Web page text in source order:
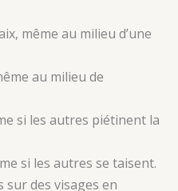
même au milieu d’une
au milieu de
si les autres piétinent la
si les autres se taisent.
sur des visages en